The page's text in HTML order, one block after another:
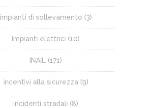
impianti di sollevamento (3)
Impianti elettrici (10)
INAIL (171)
incentivi alla sicurezza (9)
incidenti stradali (8)